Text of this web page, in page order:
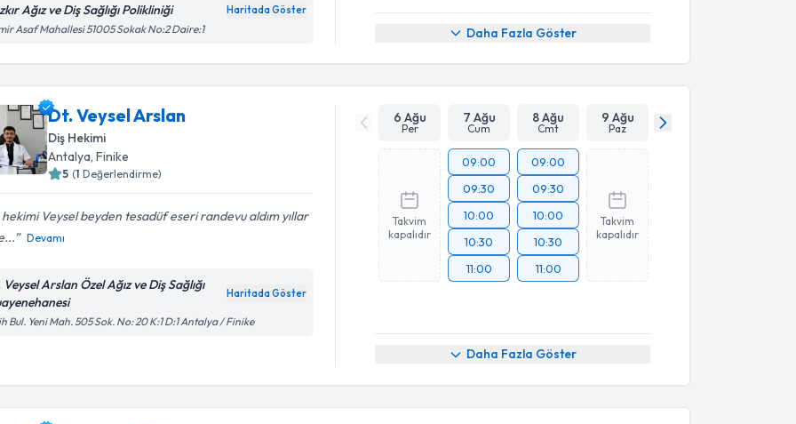
Ağız ve Diş Sağlığı Polikliniği Haritada Göster
Asaf Mahallesi 51005 Sokak No:2 Daire:1 Daha Fazla Göster
Dt. Veysel Arslan
Diş Hekimi
Antalya, Finike
5 (1 Değerlendirme)
hekimi Veysel beyden tesadüf eseri randevu aldım yıllar
Devamı
Arslan Özel Ağız ve Diş Sağlığı
Haritada Göster
Bul. Yeni Mah. 505 Sok. No: 20 K:1 D:1 Antalya / Finike
6 Ağu
Per
7 Ağu
Cum
8 Ağu
Cmt
9 Ağu
Paz
Takvim
kapalıdır
09:00
09:30
10:00
10:30
11:00
09:00
09:30
10:00
10:30
11:00
Takvim
kapalıdır
Daha Fazla Göster